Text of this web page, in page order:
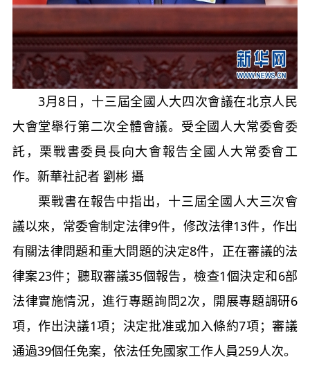
3月8日，十三屆全國人大四次會議在北京人民
大會堂舉行第二次全體會議。受全國人大常委會委
託，栗戰書委員長向大會報告全國人大常委會工
作。新華社記者 劉彬 攝
栗戰書在報告中指出，十三屆全國人大三次會
議以來，常委會制定法律9件，修改法律13件，作出
有關法律問題和重大問題的決定8件，正在審議的法
律案23件；聽取審議35個報告，檢查1個決定和6部
法律實施情況，進行專題詢問2次，開展專題調研6
項，作出決議1項；決定批准或加入條約7項；審議
通過39個任免案，依法任免國家工作人員259人次。